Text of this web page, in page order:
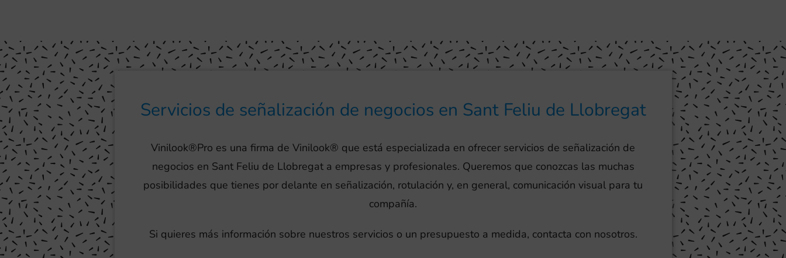
Servicios de señalización de negocios en Sant Feliu de Llobregat
Vinilook®Pro es una firma de Vinilook® que está especializada en ofrecer servicios de señalización de
negocios en Sant Feliu de Llobregat a empresas y profesionales. Queremos que conozcas las muchas
posibilidades que tienes por delante en señalización, rotulación y, en general, comunicación visual para tu
compañía.
Si quieres más información sobre nuestros servicios o un presupuesto a medida, contacta con nosotros.